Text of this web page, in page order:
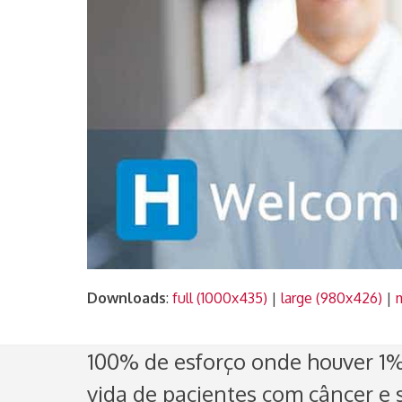
Downloads: full (1000x435) | large (980x426) |
100% de esforço onde houver
vida de pacientes com câncer e